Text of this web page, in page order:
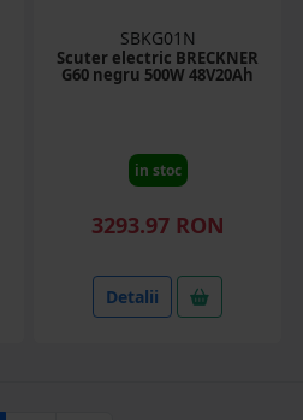
SBKG01N
Scuter electric BRECKNER
G60 negru 500W 48V20Ah
in stoc
3293.97 RON
Detalii